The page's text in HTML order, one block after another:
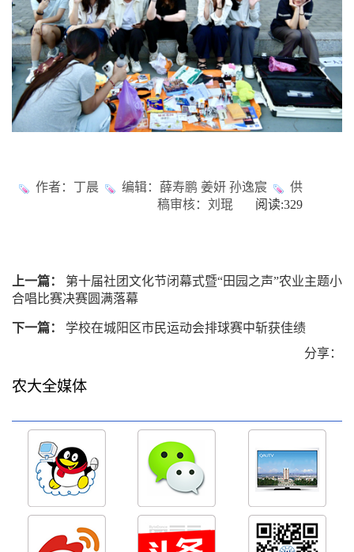
作者：丁晨 编辑：薛寿鹏 姜妍 孙逸宸
供
稿审核：刘琨 阅读:329
上一篇：
第十届社团文化节闭幕式暨“田园之声”农业主题小
合唱比赛决赛圆满落幕
下一篇：
学校在城阳区市民运动会排球赛中斩获佳绩
分享：
农大全媒体